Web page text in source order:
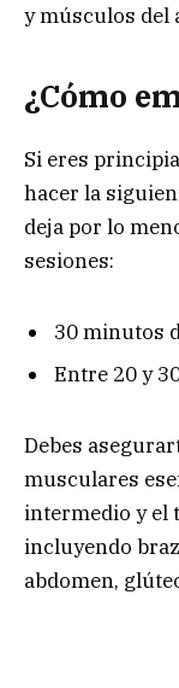
y músculos del
¿Cómo
Si eres
hacer la
deja por lo
sesiones:
30 minutos
Entre 20 y
Debes
musculares
intermedio y el
incluyendo
abdomen,